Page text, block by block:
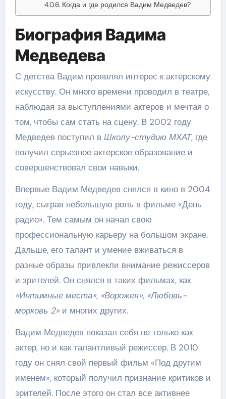
Когда и где родился Вадим Медведев?
Биография Вадима
Медведева
С детства Вадим проявлял интерес к актерскому
искусству. Он много времени проводил в театре,
наблюдая за выступлениями актеров и мечтая о
том, чтобы сам стать на сцену. В 2002 году
Медведев поступил в Школу-студию МХАТ, где
получил серьезное актерское образование и
совершенствовал свои навыки.
Впервые Вадим Медведев снялся в кино в 2004
году, сыграв небольшую роль в фильме «День
радио». Тем самым он начал свою
профессиональную карьеру на большом экране.
Дальше, его талант и умение вживаться в
разные образы привлекли внимание режиссеров
и зрителей. Он снялся в таких фильмах, как
«Интимные места», «Ворожея», «Любовь-
морковь 2»и многих других.
Вадим Медведев показал себя не только как
актер, но и как талантливый режиссер. В 2010
году он снял свой первый фильм «Под другим
именем», который получил признание критиков и
зрителей. После этого он стал все активнее